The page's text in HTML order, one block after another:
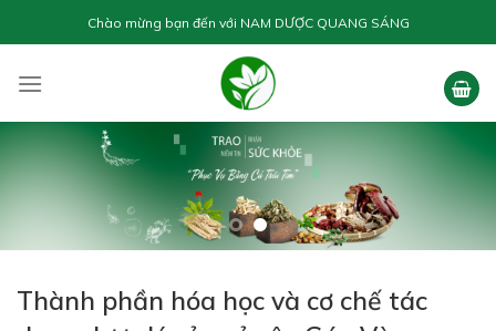
to
Chào mừng bạn đến với NAM DƯỢC QUANG SÁNG
Thành phần hóa học và cơ chế tác